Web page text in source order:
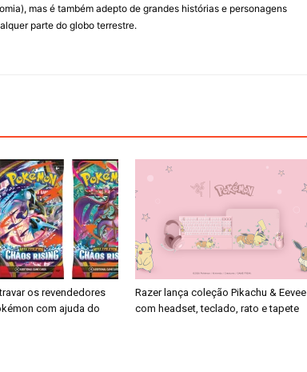
mas é também adepto de grandes histórias e personagens
parte do globo terrestre.
os revendedores
com ajuda do
Razer lança coleção Pikachu & Eevee
com headset, teclado, rato e tapete